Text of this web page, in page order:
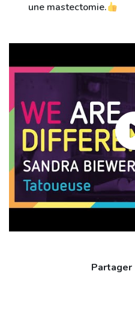
une mastectomie.
Partager